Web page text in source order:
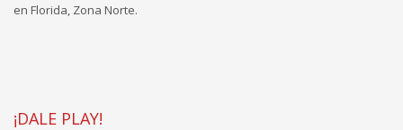
en Florida, Zona Norte.
¡DALE PLAY!